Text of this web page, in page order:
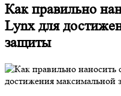
Как правильно
Lynx для
защиты